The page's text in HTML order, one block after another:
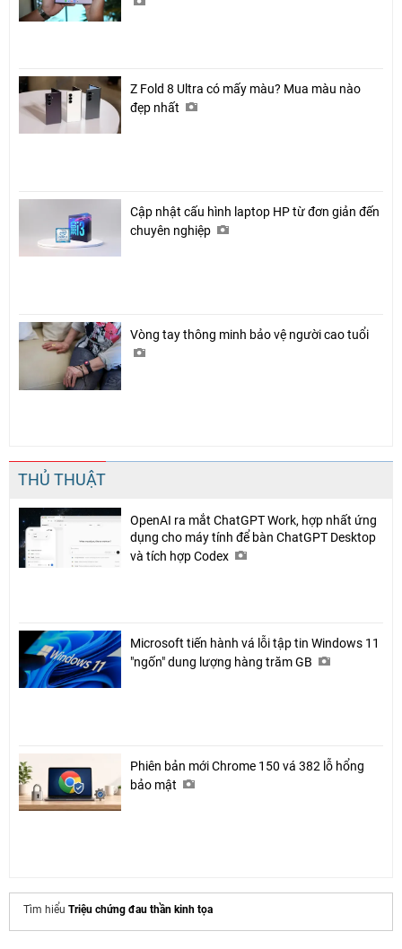
Z Fold 8 Ultra có mấy màu? Mua màu nào
đẹp nhất
Cập nhật cấu hình laptop HP từ đơn giản đến
chuyên nghiệp
Vòng tay thông minh bảo vệ người cao tuổi
THỦ THUẬT
OpenAI ra mắt ChatGPT Work, hợp nhất ứng
dụng cho máy tính để bàn ChatGPT Desktop
và tích hợp Codex
Microsoft tiến hành vá lỗi tập tin Windows 11
"ngốn" dung lượng hàng trăm GB
Phiên bản mới Chrome 150 vá 382 lỗ hổng
bảo mật
Tìm hiểu Triệu chứng đau thần kinh tọa